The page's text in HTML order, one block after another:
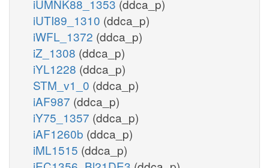
iUMNK88_1353 (ddca_p)
iUTI89_1310 (ddca_p)
iWFL_1372 (ddca_p)
iZ_1308 (ddca_p)
iYL1228 (ddca_p)
STM_v1_0 (ddca_p)
iAF987 (ddca_p)
iY75_1357 (ddca_p)
iAF1260b (ddca_p)
iML1515 (ddca_p)